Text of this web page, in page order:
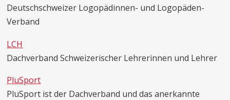
Deutschschweizer Logopädinnen- und Logopäden-
Verband
LCH
Dachverband Schweizerischer Lehrerinnen und Lehrer
PluSport
PluSport ist der Dachverband und das anerkannte